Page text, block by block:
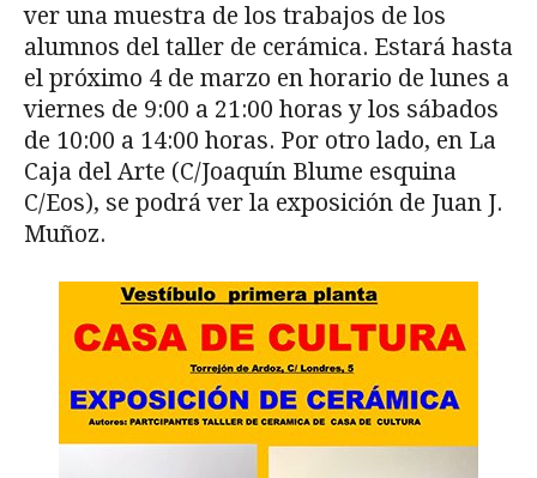
ver una muestra de los trabajos de los
alumnos del taller de cerámica. Estará hasta
el próximo 4 de marzo en horario de lunes a
viernes de 9:00 a 21:00 horas y los sábados
de 10:00 a 14:00 horas. Por otro lado, en La
Caja del Arte (C/Joaquín Blume esquina
C/Eos), se podrá ver la exposición de Juan J.
Muñoz.